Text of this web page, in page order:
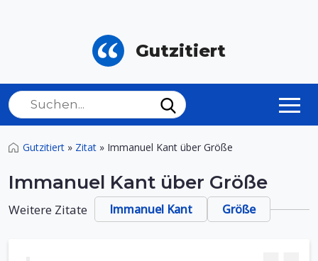
Gutzitiert
Gutzitiert » Zitat » Immanuel Kant über Größe
Immanuel Kant über Größe
Weitere Zitate Immanuel Kant Größe